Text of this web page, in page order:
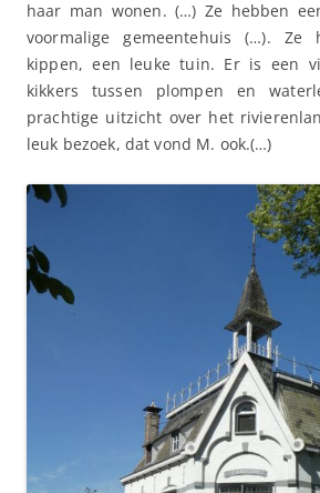
haar man wonen. (…) Ze hebben
voormalige gemeentehuis (…). Ze
kippen, een leuke tuin. Er is een
kikkers tussen plompen en
prachtige uitzicht over het
leuk bezoek, dat vond M. ook.(…)